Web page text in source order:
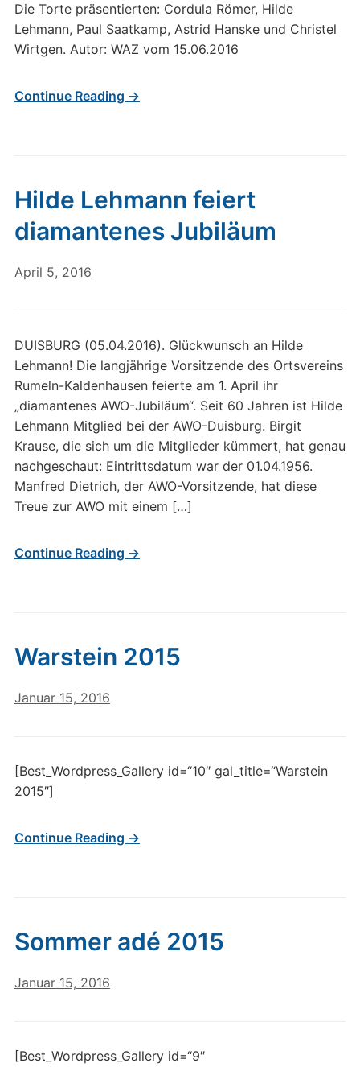
Die Torte präsentierten: Cordula Römer, Hilde
Lehmann, Paul Saatkamp, Astrid Hanske und Christel
Wirtgen. Autor: WAZ vom 15.06.2016
Continue Reading →
Hilde Lehmann feiert
diamantenes Jubiläum
April 5, 2016
DUISBURG (05.04.2016). Glückwunsch an Hilde
Lehmann! Die langjährige Vorsitzende des Ortsvereins
Rumeln-Kaldenhausen feierte am 1. April ihr
„diamantenes AWO-Jubiläum“. Seit 60 Jahren ist Hilde
Lehmann Mitglied bei der AWO-Duisburg. Birgit
Krause, die sich um die Mitglieder kümmert, hat genau
nachgeschaut: Eintrittsdatum war der 01.04.1956.
Manfred Dietrich, der AWO-Vorsitzende, hat diese
Treue zur AWO mit einem […]
Continue Reading →
Warstein 2015
Januar 15, 2016
[Best_Wordpress_Gallery id=“10″ gal_title=“Warstein
2015″]
Continue Reading →
Sommer adé 2015
Januar 15, 2016
[Best_Wordpress_Gallery id=“9″